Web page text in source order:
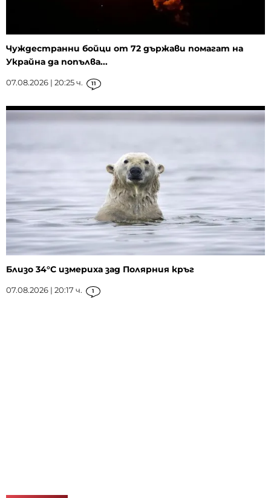
Чуждестранни бойци от 72 държави помагат на
Украйна да попълва...
07.08.2026 | 20:25 ч. 11
Близо 34°C измериха зад Полярния кръг
07.08.2026 | 20:17 ч. 1